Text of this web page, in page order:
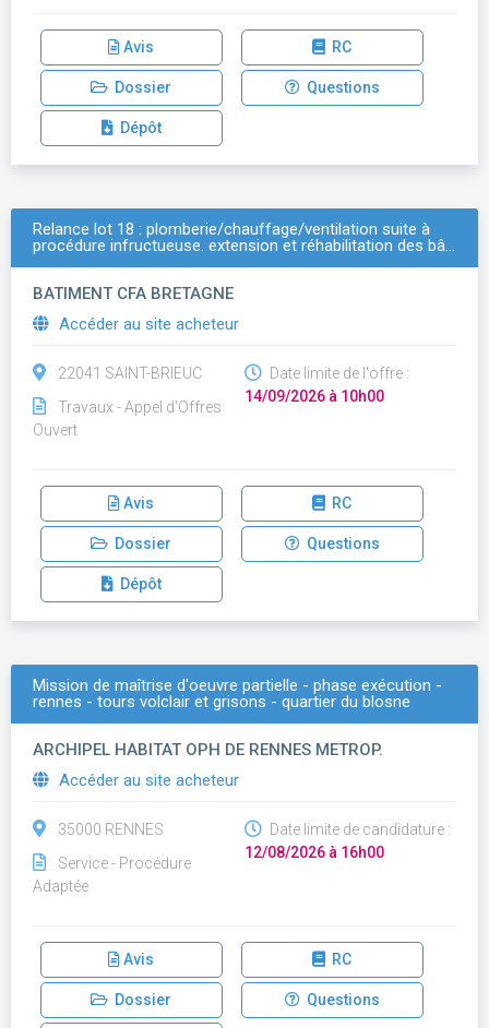
Avis RC
Dossier Questions
Dépôt
Relance lot 18 : plomberie/chauffage/ventilation suite à
procédure infructueuse. extension et réhabilitation des bâ…
BATIMENT CFA BRETAGNE
Accéder au site acheteur
22041 SAINT-BRIEUC
Travaux - Appel d'Offres
Ouvert
Date limite de l'offre :
14/09/2026 à 10h00
Avis RC
Dossier Questions
Dépôt
Mission de maîtrise d'oeuvre partielle - phase exécution -
rennes - tours volclair et grisons - quartier du blosne
ARCHIPEL HABITAT OPH DE RENNES METROP.
Accéder au site acheteur
35000 RENNES
Service - Procédure
Adaptée
Date limite de candidature :
12/08/2026 à 16h00
Avis RC
Dossier Questions